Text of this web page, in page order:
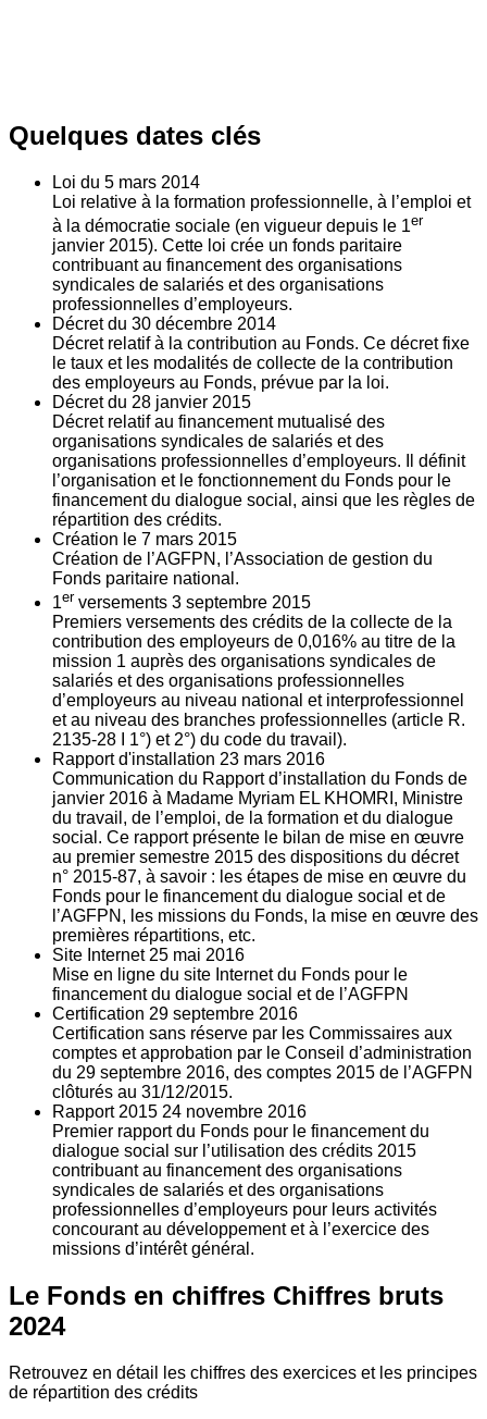
Quelques dates clés
Loi du 5 mars 2014
Loi relative à la formation professionnelle, à l’emploi et
à la démocratie sociale (en vigueur depuis le 1er
janvier 2015). Cette loi crée un fonds paritaire
contribuant au financement des organisations
syndicales de salariés et des organisations
professionnelles d’employeurs.
Décret du 30 décembre 2014
Décret relatif à la contribution au Fonds. Ce décret fixe
le taux et les modalités de collecte de la contribution
des employeurs au Fonds, prévue par la loi.
Décret du 28 janvier 2015
Décret relatif au financement mutualisé des
organisations syndicales de salariés et des
organisations professionnelles d’employeurs. Il définit
l’organisation et le fonctionnement du Fonds pour le
financement du dialogue social, ainsi que les règles de
répartition des crédits.
Création le 7 mars 2015
Création de l’AGFPN, l’Association de gestion du
Fonds paritaire national.
1er versements 3 septembre 2015
Premiers versements des crédits de la collecte de la
contribution des employeurs de 0,016% au titre de la
mission 1 auprès des organisations syndicales de
salariés et des organisations professionnelles
d’employeurs au niveau national et interprofessionnel
et au niveau des branches professionnelles (article R.
2135‐28 I 1°) et 2°) du code du travail).
Rapport d'installation 23 mars 2016
Communication du Rapport d’installation du Fonds de
janvier 2016 à Madame Myriam EL KHOMRI, Ministre
du travail, de l’emploi, de la formation et du dialogue
social. Ce rapport présente le bilan de mise en œuvre
au premier semestre 2015 des dispositions du décret
n° 2015-87, à savoir : les étapes de mise en œuvre du
Fonds pour le financement du dialogue social et de
l’AGFPN, les missions du Fonds, la mise en œuvre des
premières répartitions, etc.
Site Internet 25 mai 2016
Mise en ligne du site Internet du Fonds pour le
financement du dialogue social et de l’AGFPN
Certification 29 septembre 2016
Certification sans réserve par les Commissaires aux
comptes et approbation par le Conseil d’administration
du 29 septembre 2016, des comptes 2015 de l’AGFPN
clôturés au 31/12/2015.
Rapport 2015 24 novembre 2016
Premier rapport du Fonds pour le financement du
dialogue social sur l’utilisation des crédits 2015
contribuant au financement des organisations
syndicales de salariés et des organisations
professionnelles d’employeurs pour leurs activités
concourant au développement et à l’exercice des
missions d’intérêt général.
Le Fonds en chiffres Chiffres bruts
2024
Retrouvez en détail les chiffres des exercices et les principes
de répartition des crédits